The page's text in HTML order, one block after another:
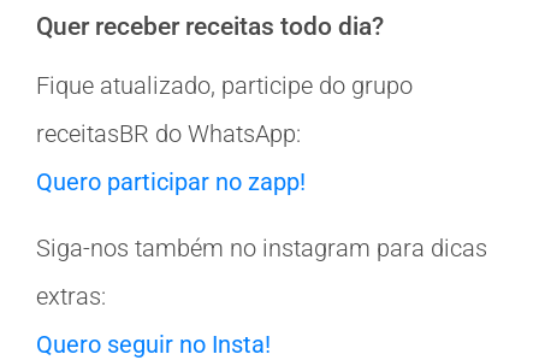
Quer receber receitas todo dia?
Fique atualizado, participe do grupo
receitasBR do WhatsApp:
Quero participar no zapp!
Siga-nos também no instagram para dicas
extras:
Quero seguir no Insta!